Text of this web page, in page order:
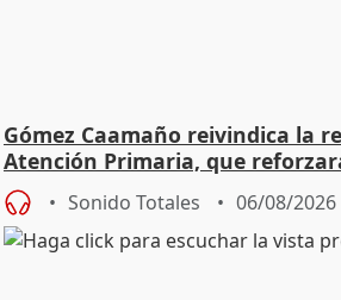
Gómez Caamaño reivindica la
Atención Primaria, que
Sonido Totales 06/08/2026